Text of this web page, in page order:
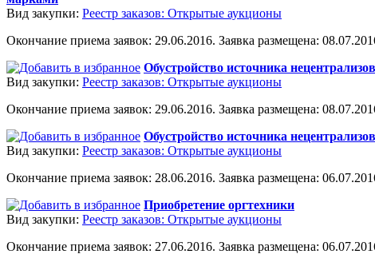
Вид закупки: Реестр заказов: Открытые аукционы
Окончание приема заявок: 29.06.2016. Заявка размещена:
Обустройство источника
Вид закупки: Реестр заказов: Открытые аукционы
Окончание приема заявок: 29.06.2016. Заявка размещена:
Обустройство источника
Вид закупки: Реестр заказов: Открытые аукционы
Окончание приема заявок: 28.06.2016. Заявка размещена:
Приобретение оргтехники
Вид закупки: Реестр заказов: Открытые аукционы
Окончание приема заявок: 27.06.2016. Заявка размещена: